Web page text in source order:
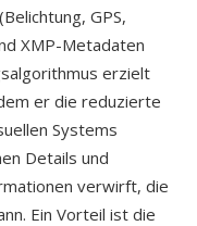
GPS,
XMP-Metadaten
erzielt
er die reduzierte
Systems
Details und
verwirft, die
Ein Vorteil ist die